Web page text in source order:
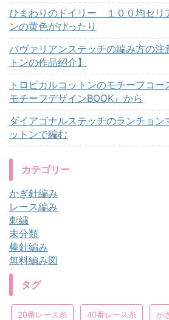
ひまわりのドイリー １００均セリ
ンの黄色がぴったり
バヴァリアンステッチの編み方の注
トンの作品紹介】
トロピカルコットンのモチーフコ
モチーフデザインBOOK』から
ダイアゴナルステッチのランチョン
ットンで編む
カテゴリー
かぎ針編み
レース編み
刺繍
未分類
棒針編み
無料編み図
タグ
20番レース糸 40番レース糸 か